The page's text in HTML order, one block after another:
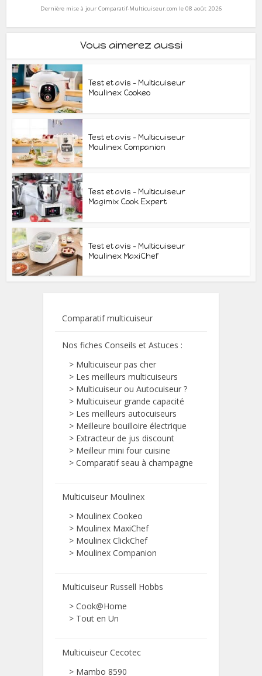
Dernière mise à jour Comparatif-Multicuiseur.com le 08 août 2026
Vous aimerez aussi
Test et avis – Multicuiseur
Moulinex Cookeo
Test et avis – Multicuiseur
Moulinex Companion
Test et avis – Multicuiseur
Magimix Cook Expert
Test et avis – Multicuiseur
Moulinex MaxiChef
Comparatif multicuiseur
Nos fiches Conseils et Astuces :
> Multicuiseur pas cher
> Les meilleurs multicuiseurs
> Multicuiseur ou Autocuiseur ?
> Multicuiseur grande capacité
> Les meilleurs autocuiseurs
> Meilleure bouilloire électrique
> Extracteur de jus discount
> Meilleur mini four cuisine
> Comparatif seau à champagne
Multicuiseur Moulinex
> Moulinex Cookeo
> Moulinex MaxiChef
> Moulinex ClickChef
> Moulinex Companion
Multicuiseur Russell Hobbs
> Cook@Home
> Tout en Un
Multicuiseur Cecotec
> Mambo 8590